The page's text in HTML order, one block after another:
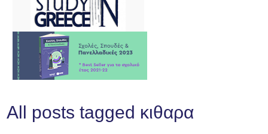
All posts tagged κιθαρα